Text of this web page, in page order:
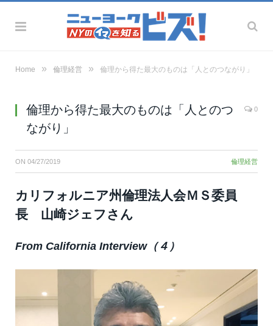
Home » 倫理経営 » 倫理から得た最大のものは「人とのつながり」
倫理から得た最大のものは「人とのつ
ながり」
0
ON 04/27/2019 倫理経営
カリフォルニア州倫理法人会ＭＳ委員
長 山崎ジェフさん
From California Interview（４）